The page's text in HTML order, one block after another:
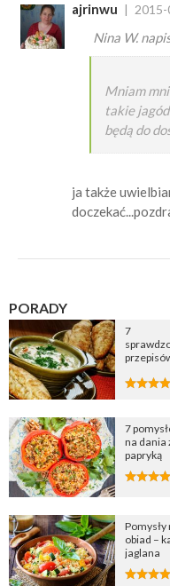
ajrinwu
Nina W.
Mniam
takie
będą do
ja także
PORADY
7
cebulową
7
na dania
papryką
Pomysły
obiad –
jaglana